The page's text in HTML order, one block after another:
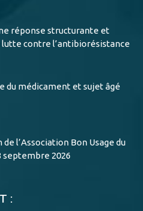
réponse structurante et
contre l’antibiorésistance
du médicament et sujet âgé
l’Association Bon Usage du
septembre 2026
: